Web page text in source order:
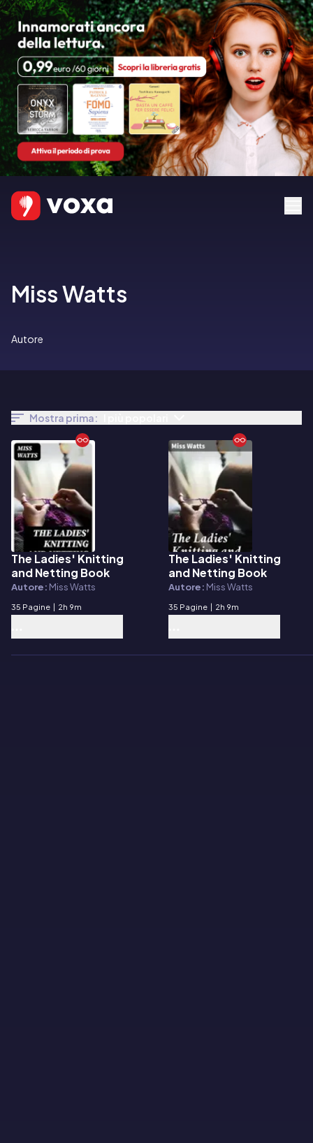
Miss Watts
Autore
Mostra prima:
E-book
The Ladies' Knitting
and Netting Book
Autore: Miss Watts
35 Pagine | 2h 9m
E-book
The Ladies' Knitting
and Netting Book
Autore: Miss Watts
35 Pagine | 2h 9m